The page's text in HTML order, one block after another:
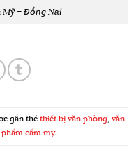
– Đồng Nai
gắn thẻ thiết bị văn phòng, văn
cẩm mỹ.